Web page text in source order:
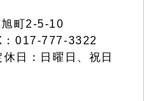
町2-5-10
017-777-3322
日：日曜日、祝日